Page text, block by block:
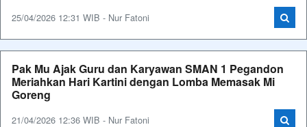
25/04/2026 12:31 WIB - Nur Fatoni
Pak Mu Ajak Guru dan Karyawan SMAN 1 Pegandon
Meriahkan Hari Kartini dengan Lomba Memasak Mi
Goreng
21/04/2026 12:36 WIB - Nur Fatoni